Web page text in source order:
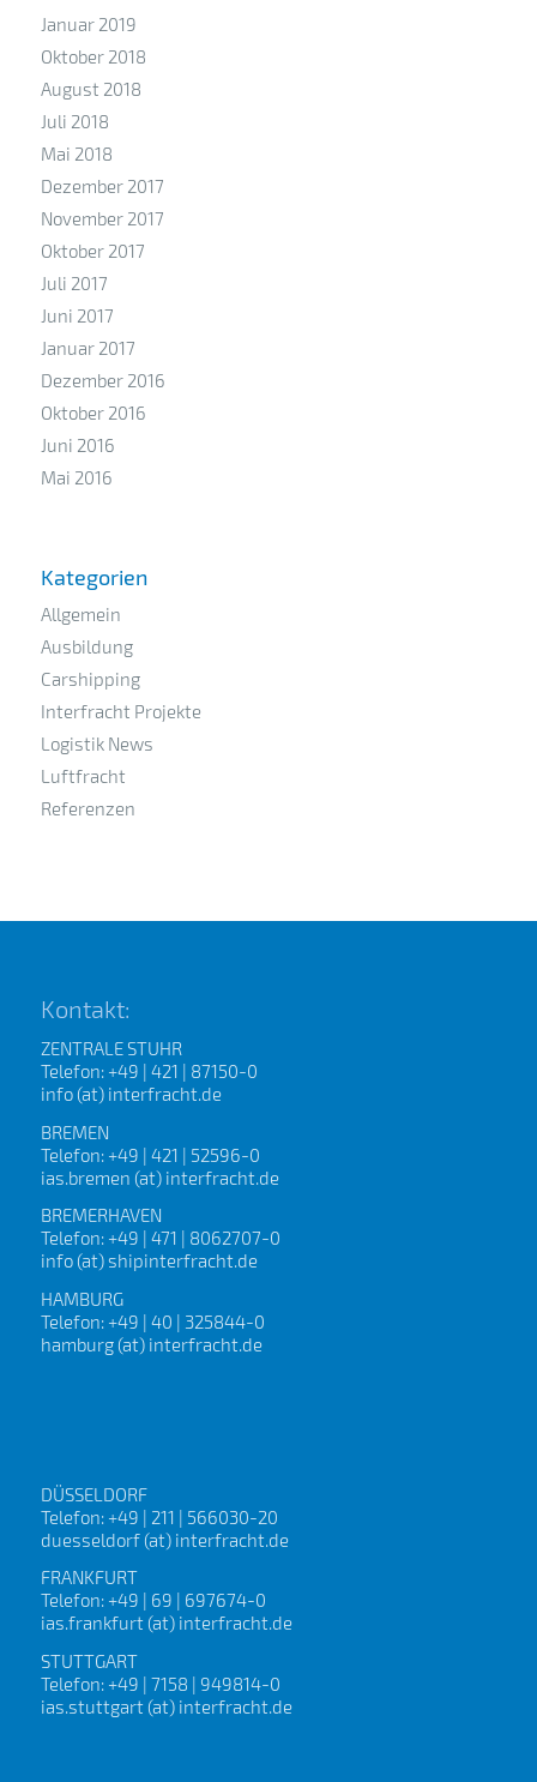
Januar 2019
Oktober 2018
August 2018
Juli 2018
Mai 2018
Dezember 2017
November 2017
Oktober 2017
Juli 2017
Juni 2017
Januar 2017
Dezember 2016
Oktober 2016
Juni 2016
Mai 2016
Kategorien
Allgemein
Ausbildung
Carshipping
Interfracht Projekte
Logistik News
Luftfracht
Referenzen
Kontakt:
ZENTRALE STUHR
Telefon: +49 | 421 | 87150-0
info (at) interfracht.de
BREMEN
Telefon: +49 | 421 | 52596-0
ias.bremen (at) interfracht.de
BREMERHAVEN
Telefon: +49 | 471 | 8062707-0
info (at) shipinterfracht.de
HAMBURG
Telefon: +49 | 40 | 325844-0
hamburg (at) interfracht.de
DÜSSELDORF
Telefon: +49 | 211 | 566030-20
duesseldorf (at) interfracht.de
FRANKFURT
Telefon: +49 | 69 | 697674-0
ias.frankfurt (at) interfracht.de
STUTTGART
Telefon: +49 | 7158 | 949814-0
ias.stuttgart (at) interfracht.de